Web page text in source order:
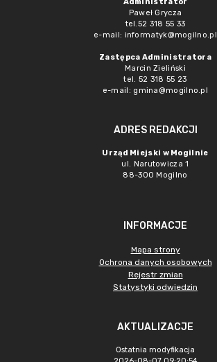
Paweł Grycza
tel.52 318 55 33
e-mail: informatyk@mogilno.pl
Zastępca Administratora
Marcin Zieliński
tel. 52 318 55 23
e-mail: gmina@mogilno.pl
ADRES REDAKCJI
Urząd Miejski w Mogilnie
ul. Narutowicza 1
88-300 Mogilno
INFORMACJE
Mapa strony
Ochrona danych osobowych
Rejestr zmian
Statystyki odwiedzin
AKTUALIZACJE
Ostatnia modyfikacja